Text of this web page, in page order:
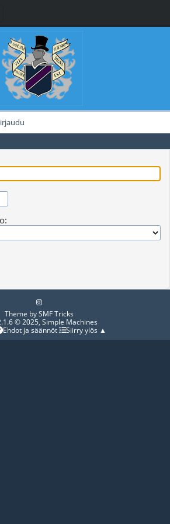
Theme bySMF Tricks
© 2025, Simple Machines
Ehdot ja säännöt Siirry ylös ▲